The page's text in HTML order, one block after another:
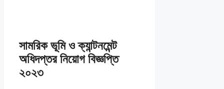
সামরিক ভূমি ও ক্যান্টনমেন্ট
অধিদপ্তর নিয়োগ বিজ্ঞপ্তি
২০২৩